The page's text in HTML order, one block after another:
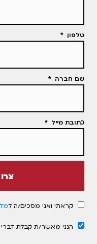
טלפון
שם חברה
כתובת מייל
קראתי ואני מסכים/ה ל
הנני מאשר/ת קבלת דברי